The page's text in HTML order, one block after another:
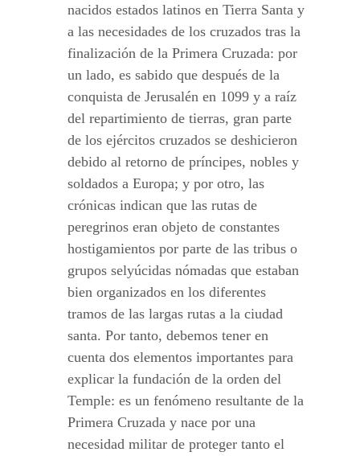
nacidos estados latinos en Tierra Santa y
a las necesidades de los cruzados tras la
finalización de la Primera Cruzada: por
un lado, es sabido que después de la
conquista de Jerusalén en 1099 y a raíz
del repartimiento de tierras, gran parte
de los ejércitos cruzados se deshicieron
debido al retorno de príncipes, nobles y
soldados a Europa; y por otro, las
crónicas indican que las rutas de
peregrinos eran objeto de constantes
hostigamientos por parte de las tribus o
grupos selyúcidas nómadas que estaban
bien organizados en los diferentes
tramos de las largas rutas a la ciudad
santa. Por tanto, debemos tener en
cuenta dos elementos importantes para
explicar la fundación de la orden del
Temple: es un fenómeno resultante de la
Primera Cruzada y nace por una
necesidad militar de proteger tanto el